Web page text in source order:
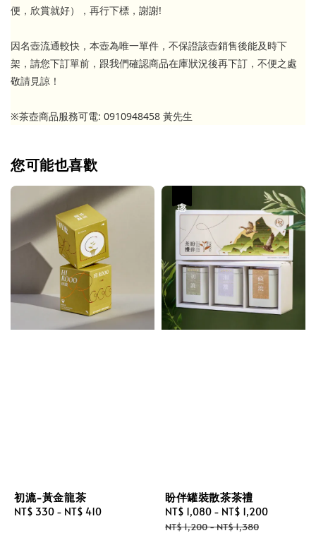
便，欣賞就好），再行下標，謝謝!
因名壺流通較快，本壺為唯一單件，不保證該壺銷售後能及時下
架，請您下訂單前，跟我們確認商品在庫狀況後再下訂，不便之處
敬請見諒！
※茶壺商品服務可電: 0910948458 黃先生
您可能也喜歡
初漉-黃金龍茶
Regular
NT$ 330 - NT$ 410
盼伴罐裝散茶茶禮
Sale
price
NT$ 1,080 - NT$ 1,200
NT$ 1,200-NT$ 1,380